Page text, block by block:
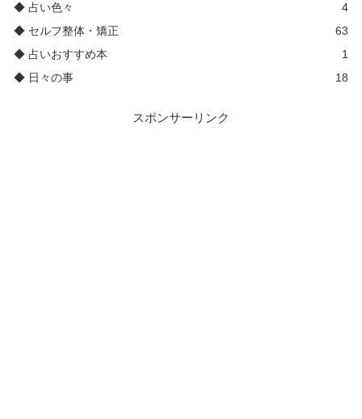
◆ 占い色々
4
◆ セルフ整体・矯正
63
◆ 占いおすすめ本
1
◆ 日々の事
18
スポンサーリンク